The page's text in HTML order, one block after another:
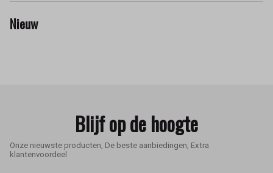
Nieuw
Blijf op de hoogte
Onze nieuwste producten, De beste aanbiedingen, Extra
klantenvoordeel